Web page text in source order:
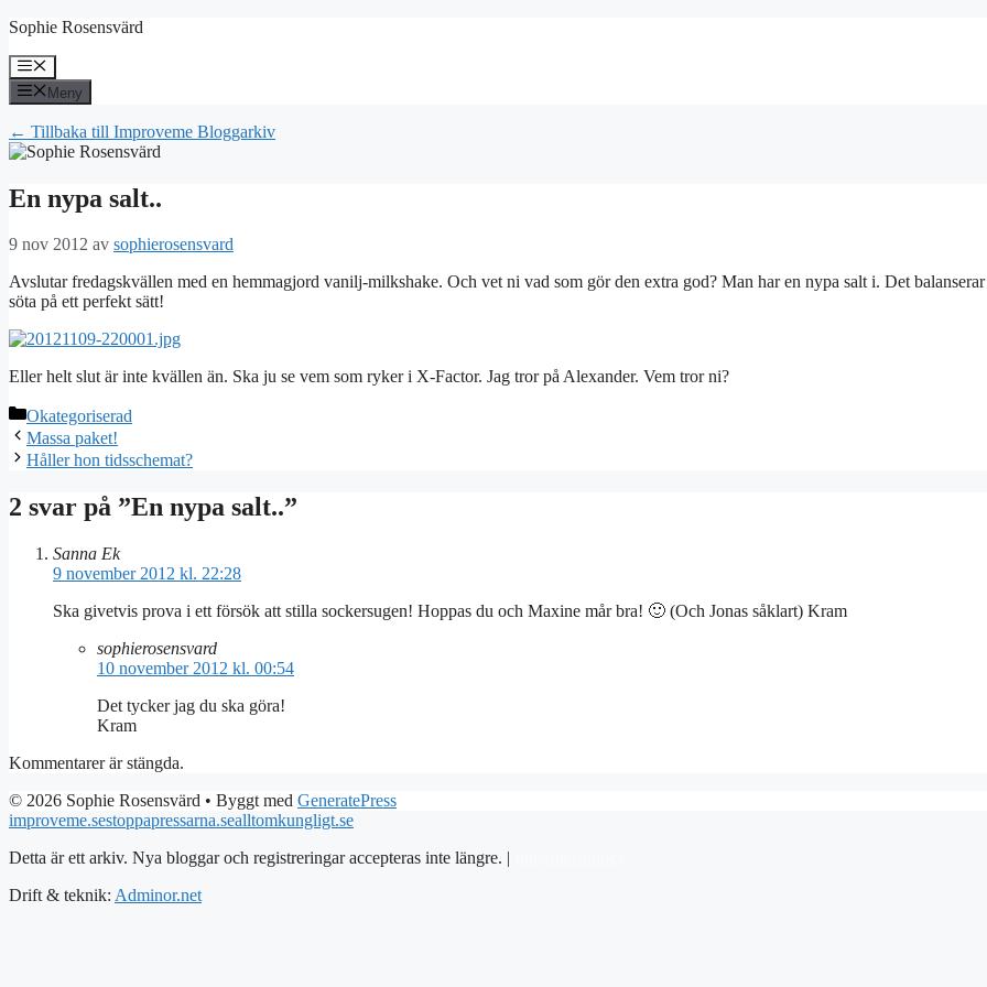
Hoppa
innehåll
Sophie Rosensvärd
Meny
Meny
← Tillbaka till Improveme Bloggarkiv
En nypa salt..
9 nov 2012 av sophierosensvard
Avslutar fredagskvällen med en hemmagjord vanilj-milkshake. Och vet ni vad som gör den extra god? Man har en nypa salt i. Det
söta på ett perfekt sätt!
Eller helt slut är inte kvällen än. Ska ju se vem som ryker i X-Factor. Jag tror på Alexander. Vem tror ni?
Kategorier
Okategoriserad
Massa paket!
Håller hon tidsschemat?
2 svar på ”En nypa salt..”
Sanna Ek
9 november 2012 kl. 22:28
Ska givetvis prova i ett försök att stilla sockersugen! Hoppas du och Maxine mår bra! 🙂 (Och Jonas såklart) Kram
sophierosensvard
10 november 2012 kl. 00:54
Det tycker jag du ska göra!
Kram
Kommentarer är stängda.
© 2026 Sophie Rosensvärd • Byggt med GeneratePress
improveme.sestoppapressarna.sealltomkungligt.se
Detta är ett arkiv. Nya bloggar och registreringar accepteras inte längre. |
Drift & teknik: Adminor.net